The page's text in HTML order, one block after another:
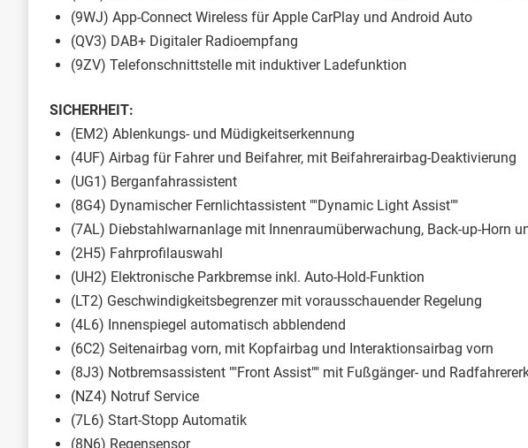
(9WJ) App-Connect Wireless für Apple CarPlay und Android Auto
(QV3) DAB+ Digitaler Radioempfang
(9ZV) Telefonschnittstelle mit induktiver Ladefunktion
SICHERHEIT:
(EM2) Ablenkungs- und Müdigkeitserkennung
(4UF) Airbag für Fahrer und Beifahrer, mit Beifahrerairbag-Deaktivierung
(UG1) Berganfahrassistent
(8G4) Dynamischer Fernlichtassistent ""Dynamic Light Assist""
(7AL) Diebstahlwarnanlage mit Innenraumüberwachung, Back-up-Horn
(2H5) Fahrprofilauswahl
(UH2) Elektronische Parkbremse inkl. Auto-Hold-Funktion
(LT2) Geschwindigkeitsbegrenzer mit vorausschauender Regelung
(4L6) Innenspiegel automatisch abblendend
(6C2) Seitenairbag vorn, mit Kopfairbag und Interaktionsairbag vorn
(8J3) Notbremsassistent ""Front Assist"" mit Fußgänger- und
(NZ4) Notruf Service
(7L6) Start-Stopp Automatik
(8N6) Regensensor